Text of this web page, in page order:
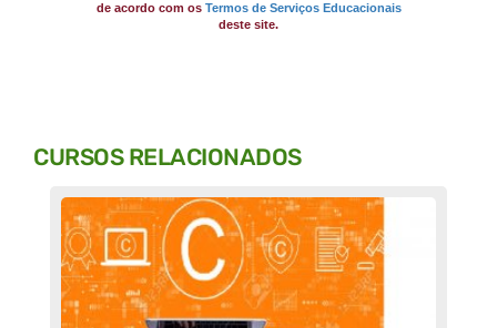
de acordo com os Termos de Serviços Educacionais
deste site.
CURSOS RELACIONADOS